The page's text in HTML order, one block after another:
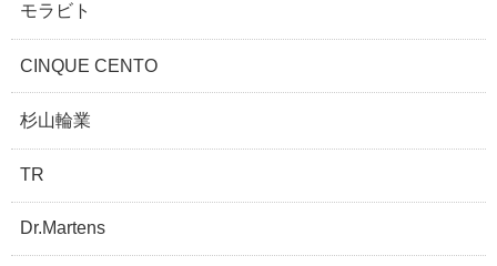
モラビト
CINQUE CENTO
杉山輪業
TR
Dr.Martens